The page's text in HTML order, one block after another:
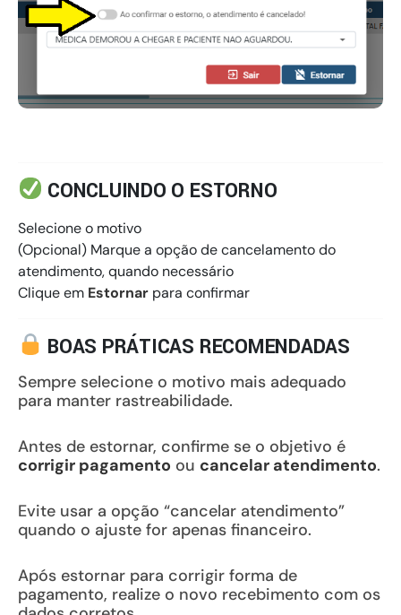
CONCLUINDO O ESTORNO
Selecione o motivo
(Opcional) Marque a opção de cancelamento do
atendimento, quando necessário
Clique em Estornar para confirmar
BOAS PRÁTICAS RECOMENDADAS
Sempre selecione o motivo mais adequado
para manter rastreabilidade.
Antes de estornar, confirme se o objetivo é
corrigir pagamento ou cancelar atendimento.
Evite usar a opção “cancelar atendimento”
quando o ajuste for apenas financeiro.
Após estornar para corrigir forma de
pagamento, realize o novo recebimento com os